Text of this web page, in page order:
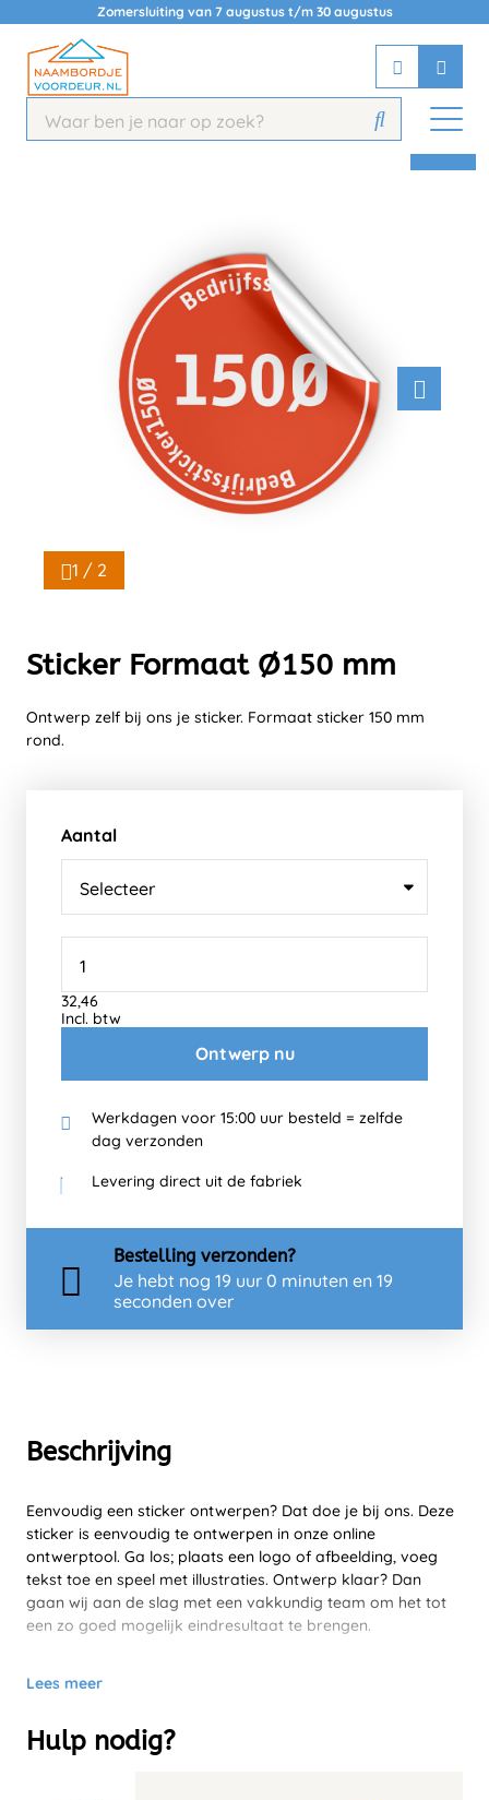
Zomersluiting van 7 augustus t/m 30 augustus
Chat 24/7 met onze chatbot voor
Contact
Beschrijving
Eenvoudig een sticker ontwerpen? Dat doe je bij ons. Deze
sticker is eenvoudig te ontwerpen in onze online
ontwerptool. Ga los; plaats een logo of afbeelding, voeg
tekst toe en speel met illustraties. Ontwerp klaar? Dan
gaan wij aan de slag met een vakkundig team om het tot
een zo goed mogelijk eindresultaat te brengen.
Lees meer
Hulp nodig?
1 / 2
Sticker Formaat Ø150 mm
Ontwerp zelf bij ons je sticker. Formaat sticker 150 mm
rond.
Aantal
Ontwerp nu
32,46
Incl. btw
Werkdagen voor 15:00 uur besteld = zelfde
dag verzonden
Levering direct uit de fabriek
Bestelling verzonden?
Je hebt nog 19 uur 0 minuten en 19
seconden over